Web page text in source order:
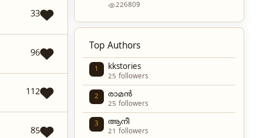
33
96
112
85
226809
Top Authors
1 kkstories
25 followers
2 രാമൻ
25 followers
3 ആനീ
21 followers